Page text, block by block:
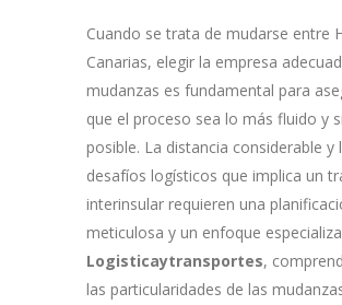
Cuando se trata de mudarse entre
Canarias, elegir la empresa
mudanzas es fundamental para
que el proceso sea lo más fluido y
posible. La distancia considerable y
desafíos logísticos que implica un
interinsular requieren una
meticulosa y un enfoque
Logisticaytransportes,
las particularidades de las